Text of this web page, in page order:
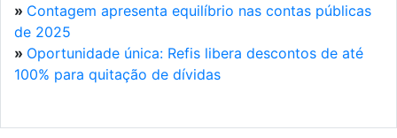
» Contagem apresenta equilíbrio nas contas públicas
de 2025
» Oportunidade única: Refis libera descontos de até
100% para quitação de dívidas